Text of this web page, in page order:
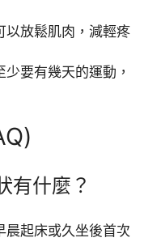
以放鬆肌肉，減輕疼
少要有幾天的運動，
有什麼？
晨起床或久坐後首次